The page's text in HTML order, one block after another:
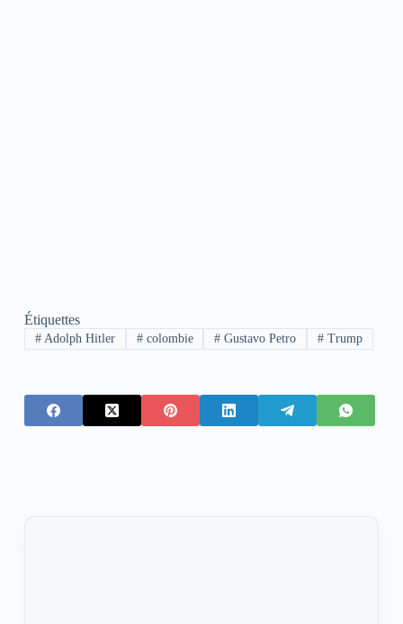
Étiquettes
#Adolph Hitler #colombie # Gustavo Petro # Trump